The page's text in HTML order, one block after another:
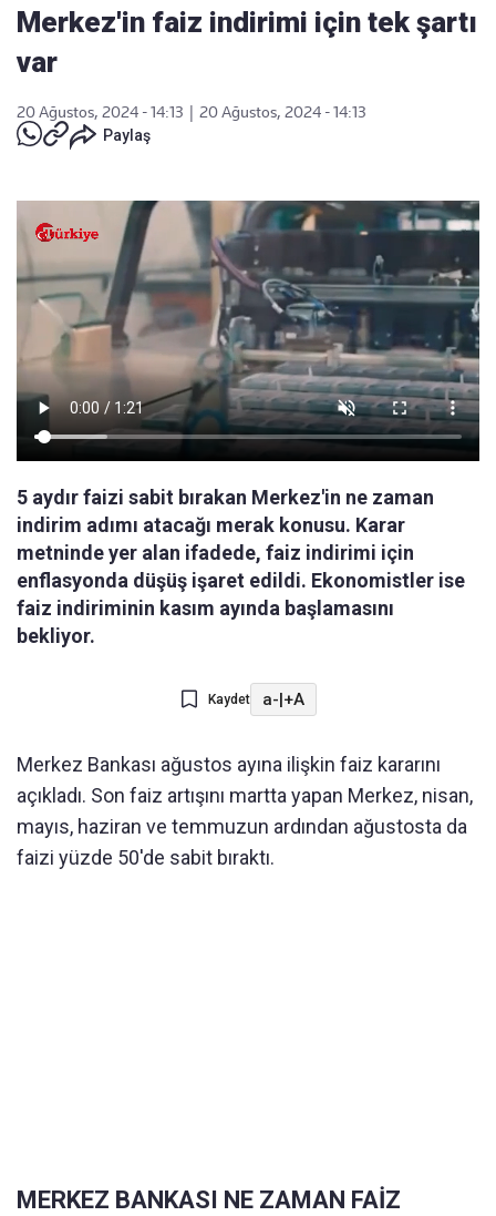
Merkez'in faiz indirimi için tek şartı
var
20 Ağustos, 2024 - 14:13
20 Ağustos, 2024 - 14:13
Paylaş
5 aydır faizi sabit bırakan Merkez'in ne zaman
indirim adımı atacağı merak konusu. Karar
metninde yer alan ifadede, faiz indirimi için
enflasyonda düşüş işaret edildi. Ekonomistler ise
faiz indiriminin kasım ayında başlamasını
bekliyor.
Kaydet a-|+A
Merkez Bankası ağustos ayına ilişkin faiz kararını
açıkladı. Son faiz artışını martta yapan Merkez, nisan,
mayıs, haziran ve temmuzun ardından ağustosta da
faizi yüzde 50'de sabit bıraktı.
MERKEZ BANKASI NE ZAMAN FAİZ